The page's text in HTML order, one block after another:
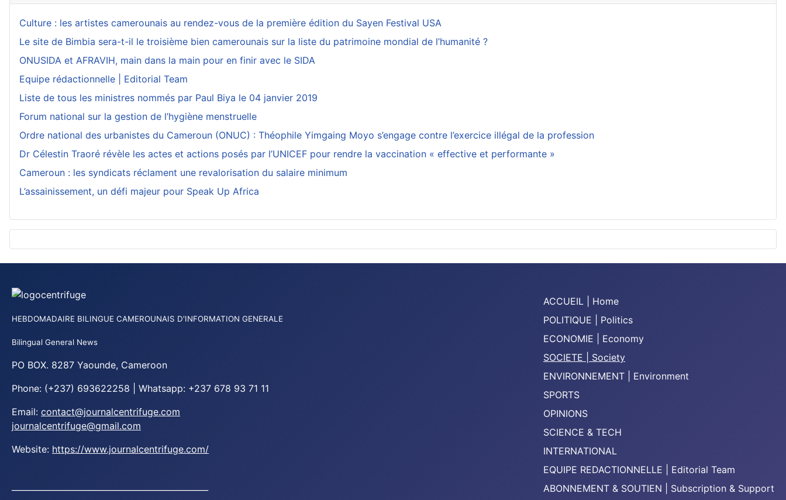
Culture : les artistes camerounais au rendez-vous de la première édition du Sayen Festival USA
Le site de Bimbia sera-t-il le troisième bien camerounais sur la liste du patrimoine mondial de l’humanité ?
ONUSIDA et AFRAVIH, main dans la main pour en finir avec le SIDA
Equipe rédactionnelle | Editorial Team
Liste de tous les ministres nommés par Paul Biya le 04 janvier 2019
Forum national sur la gestion de l’hygiène menstruelle
Ordre national des urbanistes du Cameroun (ONUC) : Théophile Yimgaing Moyo s’engage contre l’exercice illégal de la profession
Dr Célestin Traoré révèle les actes et actions posés par l’UNICEF pour rendre la vaccination « effective et performante »
Cameroun : les syndicats réclament une revalorisation du salaire minimum
L’assainissement, un défi majeur pour Speak Up Africa
HEBDOMADAIRE BILINGUE CAMEROUNAIS D'INFORMATION GENERALE
Bilingual General News
PO BOX. 8287 Yaounde, Cameroon
Phone: (+237) 693622258 | Whatsapp: +237 678 93 71 11
Email: contact@journalcentrifuge.com
journalcentrifuge@gmail.com
Website: https://www.journalcentrifuge.com/
ACCUEIL | Home
POLITIQUE | Politics
ECONOMIE | Economy
SOCIETE | Society
ENVIRONNEMENT | Environment
SPORTS
OPINIONS
SCIENCE & TECH
INTERNATIONAL
EQUIPE REDACTIONNELLE | Editorial Team
ABONNEMENT & SOUTIEN | Subscription & Support